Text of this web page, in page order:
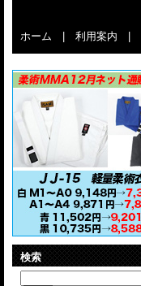
ホーム 利用案内
検索